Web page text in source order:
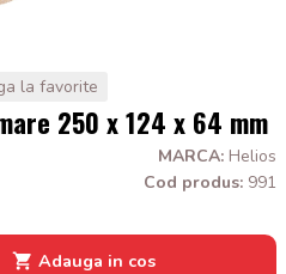
la favorite
250 x 124 x 64 mm
MARCA: Helios
Cod produs: 991
Adauga in cos